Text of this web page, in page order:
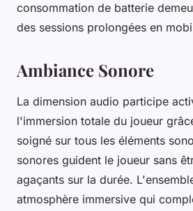
consommation de batterie
des sessions prolongées en
Ambiance Sonore
La dimension audio participe
l'immersion totale du joueur
soigné sur tous les éléments
sonores guident le joueur sans
agaçants sur la durée.
atmosphère immersive qui